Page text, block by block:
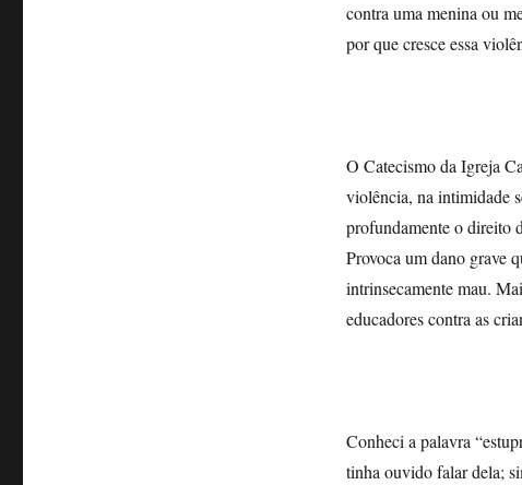
contra uma menina ou
por que cresce essa
O Catecismo da Igreja
violência, na intimidade
profundamente o direito
Provoca um dano grave
intrinsecamente mau.
educadores contra as
Conheci a palavra
tinha ouvido falar dela;